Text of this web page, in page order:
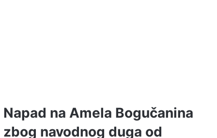
Napad na Amela Bogučanina
zbog navodnog duga od